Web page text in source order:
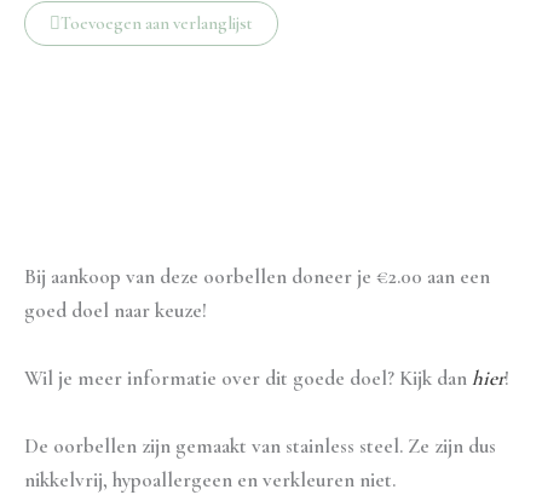
oorbellen
aantal
Toevoegen aan verlanglijst
Bij aankoop van deze oorbellen doneer je €2.00 aan een
goed doel naar keuze!
Wil je meer informatie over dit goede doel? Kijk danhier!
De oorbellen zijn gemaakt van stainless steel. Ze zijn dus
nikkelvrij, hypoallergeen en verkleuren niet.